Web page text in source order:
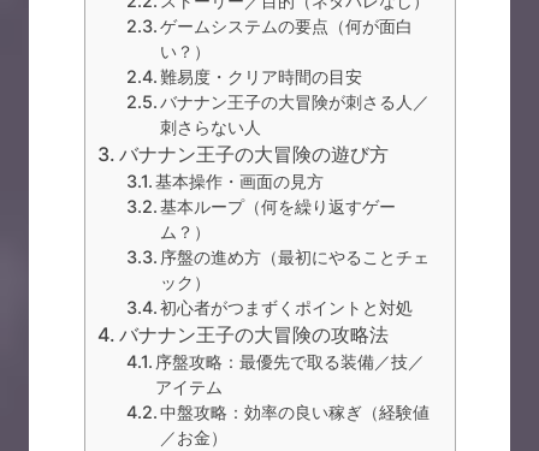
ゲームシステムの要点（何が面白
い？）
難易度・クリア時間の目安
バナナン王子の大冒険が刺さる人／
刺さらない人
バナナン王子の大冒険の遊び方
基本操作・画面の見方
基本ループ（何を繰り返すゲー
ム？）
序盤の進め方（最初にやることチェ
ック）
初心者がつまずくポイントと対処
バナナン王子の大冒険の攻略法
序盤攻略：最優先で取る装備／技／
アイテム
中盤攻略：効率の良い稼ぎ（経験値
／お金）